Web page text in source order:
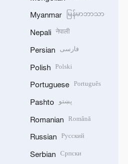
Myanmar မြန်မာဘာသာ
Nepali नेपाली
Persian فارسی
Polish Polski
Portuguese Português
Pashto پښتو
Romanian Română
Russian Русский
Serbian Српски